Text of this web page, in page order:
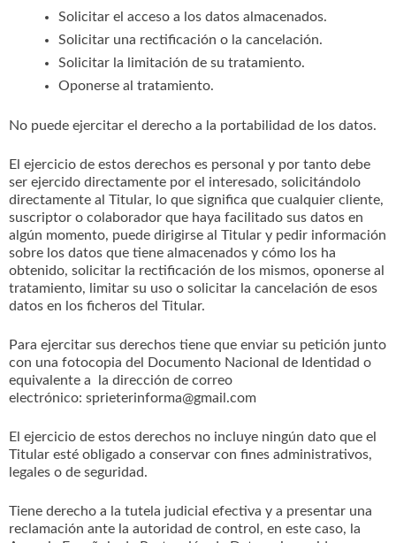
Solicitar el acceso a los datos almacenados.
Solicitar una rectificación o la cancelación.
Solicitar la limitación de su tratamiento.
Oponerse al tratamiento.
No puede ejercitar el derecho a la portabilidad de los datos.
El ejercicio de estos derechos es personal y por tanto debe
ser ejercido directamente por el interesado, solicitándolo
directamente al Titular, lo que significa que cualquier cliente,
suscriptor o colaborador que haya facilitado sus datos en
algún momento, puede dirigirse al Titular y pedir información
sobre los datos que tiene almacenados y cómo los ha
obtenido, solicitar la rectificación de los mismos, oponerse al
tratamiento, limitar su uso o solicitar la cancelación de esos
datos en los ficheros del Titular.
Para ejercitar sus derechos tiene que enviar su petición junto
con una fotocopia del Documento Nacional de Identidad o
equivalente a la dirección de correo
electrónico: sprieterinforma@gmail.com
El ejercicio de estos derechos no incluye ningún dato que el
Titular esté obligado a conservar con fines administrativos,
legales o de seguridad.
Tiene derecho a la tutela judicial efectiva y a presentar una
reclamación ante la autoridad de control, en este caso, la